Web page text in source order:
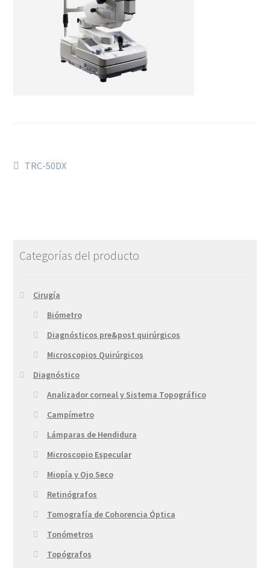
TRC-50DX
Categorías del producto
Cirugía
Biómetro
Diagnósticos pre&post quirúrgicos
Microscopios Quirúrgicos
Diagnóstico
Analizador corneal y Sistema Topográfico
Campímetro
Lámparas de Hendidura
Microscopio Especular
Miopía y Ojo Seco
Retinógrafos
Tomografía de Cohorencia Óptica
Tonómetros
Topógrafos